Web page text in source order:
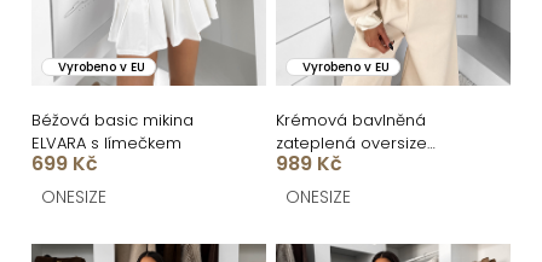
ů
o
u
k
ů
Vyrobeno v EU
Béžová basic mikina
ELVARA s límečkem
699 Kč
ONESIZE
Vyrobeno v EU
Krémová bavlněná
zateplená oversize
mikina LOFARI
989 Kč
ONESIZE